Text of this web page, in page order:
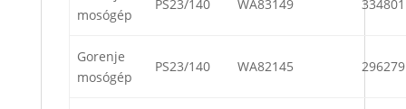
mosógép
PS23/140 WA83149 334801
Gorenje
mosógép
PS23/140 WA82145 296279